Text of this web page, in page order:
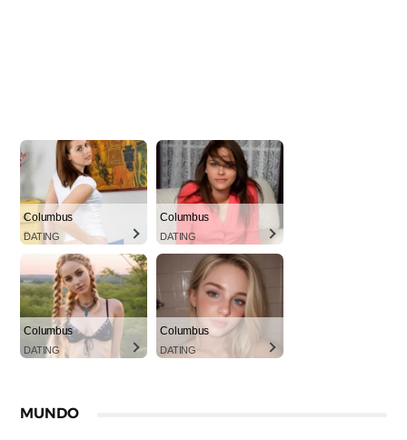
Columbus
DATING
Columbus
DATING
Columbus
DATING
Columbus
DATING
MUNDO